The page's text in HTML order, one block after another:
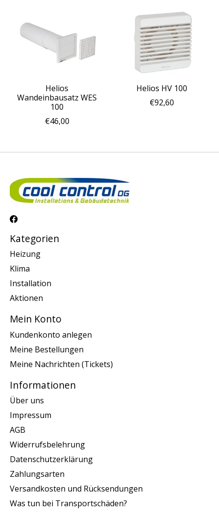
Helios
Wandeinbausatz WES
100
€46,00
Helios HV 100
€92,60
Kategorien
Heizung
Klima
Installation
Aktionen
Mein Konto
Kundenkonto anlegen
Meine Bestellungen
Meine Nachrichten (Tickets)
Informationen
Über uns
Impressum
AGB
Widerrufsbelehrung
Datenschutzerklärung
Zahlungsarten
Versandkosten und Rücksendungen
Was tun bei Transportschäden?